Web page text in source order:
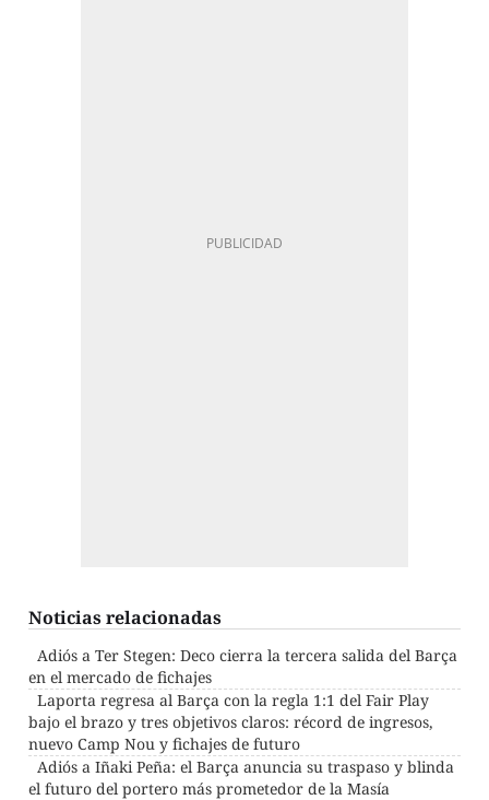
Noticias relacionadas
Adiós a Ter Stegen: Deco cierra la tercera salida del Barça
en el mercado de fichajes
Laporta regresa al Barça con la regla 1:1 del Fair Play
bajo el brazo y tres objetivos claros: récord de ingresos,
nuevo Camp Nou y fichajes de futuro
Adiós a Iñaki Peña: el Barça anuncia su traspaso y blinda
el futuro del portero más prometedor de la Masía